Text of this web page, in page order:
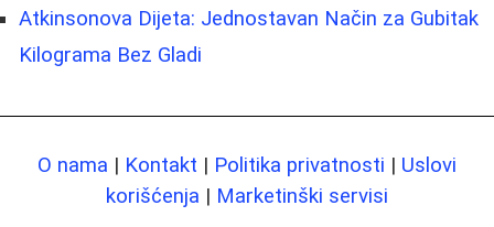
Atkinsonova Dijeta: Jednostavan Način za Gubitak
Kilograma Bez Gladi
O nama | Kontakt | Politika privatnosti | Uslovi
korišćenja | Marketinški servisi